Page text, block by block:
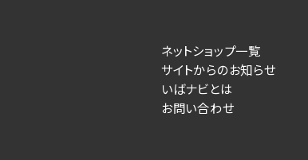
ネットショップ一覧
サイトからのお知らせ
いばナビとは
お問い合わせ